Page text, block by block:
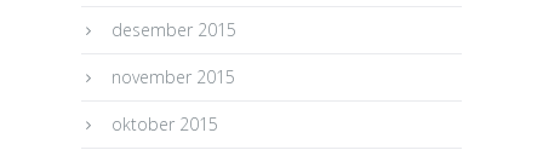
desember 2015
november 2015
oktober 2015